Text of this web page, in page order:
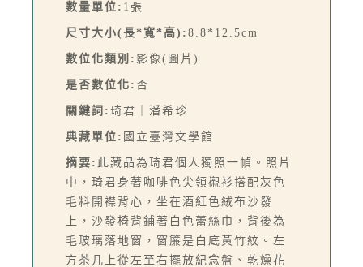
數量單位: 1張
尺寸大小(長*寬*高): 8.8*12.5cm
數位化類別: 影像(圖片)
是否數位化: 否
關鍵詞: 琦君｜潘希珍
典藏單位: 國立臺灣文學館
摘要: 此藏品為琦君個人獨照一幀。照片
中，琦君身著咖啡色尖領襯衫搭配灰色
毛料開襟背心，坐在酒紅色絨布沙發
上，沙發椅背鋪著白色蕾絲巾，背後為
毛玻璃落地窗，窗簾是白底黃竹紋。左
方茶几上從左至右擺放紀念盤、乾燥花